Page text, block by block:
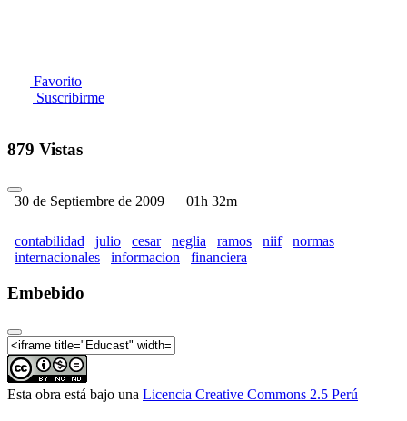
Favorito
Suscribirme
879 Vistas
30 de Septiembre de 2009 01h 32m
contabilidad julio cesar neglia ramos niif
normas
internacionales
informacion financiera
Embebido
Esta obra está bajo una Licencia Creative Commons 2.5 Perú